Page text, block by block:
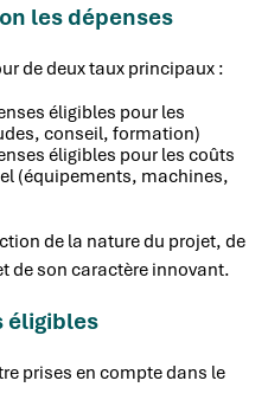
les dépenses
de deux taux principaux :
éligibles pour les
conseil, formation)
éligibles pour les coûts
(équipements, machines,
de la nature du projet, de
de son caractère innovant.
éligibles
prises en compte dans le